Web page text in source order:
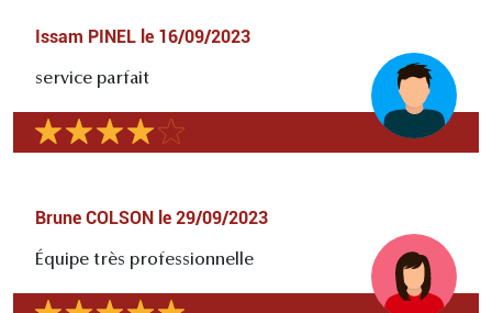
Issam PINEL le 16/09/2023
service parfait
Brune COLSON le 29/09/2023
Équipe très professionnelle